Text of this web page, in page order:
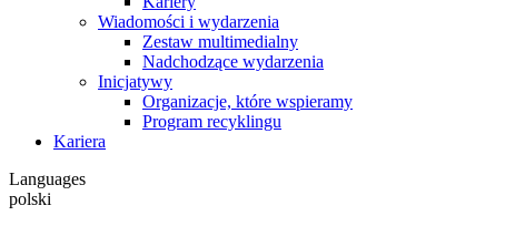
Wiadomości i wydarzenia
Zestaw multimedialny
Nadchodzące wydarzenia
Inicjatywy
Organizacje, które wspieramy
Program recyklingu
Kariera
Languages
polski